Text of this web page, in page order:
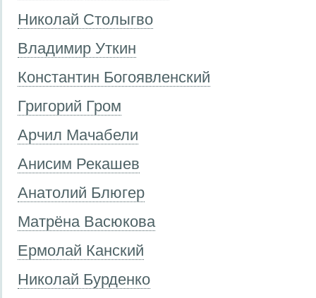
Николай Столыгво
Владимир Уткин
Константин Богоявленский
Григорий Гром
Арчил Мачабели
Анисим Рекашев
Анатолий Блюгер
Матрёна Васюкова
Ермолай Канский
Николай Бурденко